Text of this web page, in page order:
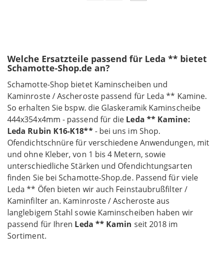
Welche Ersatzteile passend für Leda ** bietet
Schamotte-Shop.de an?
Schamotte-Shop bietet Kaminscheiben und
Kaminroste / Ascheroste passend für Leda ** Kamine.
So erhalten Sie bspw. die Glaskeramik Kaminscheibe
444x354x4mm - passend für die Leda ** Kamine:
Leda Rubin K16-K18**- bei uns im Shop.
Ofendichtschnüre für verschiedene Anwendungen, mit
und ohne Kleber, von 1 bis 4 Metern, sowie
unterschiedliche Stärken und Ofendichtungsarten
finden Sie bei Schamotte-Shop.de. Passend für viele
Leda ** Öfen bieten wir auch Feinstaubrußfilter /
Kaminfilter an. Kaminroste / Ascheroste aus
langlebigem Stahl sowie Kaminscheiben haben wir
passend für Ihren Leda ** Kamin seit 2018 im
Sortiment.